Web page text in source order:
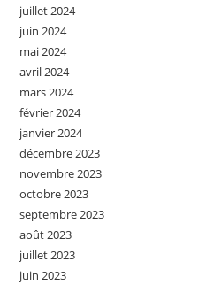
juillet 2024
juin 2024
mai 2024
avril 2024
mars 2024
février 2024
janvier 2024
décembre 2023
novembre 2023
octobre 2023
septembre 2023
août 2023
juillet 2023
juin 2023